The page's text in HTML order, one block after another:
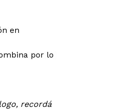
en
por lo
recordá